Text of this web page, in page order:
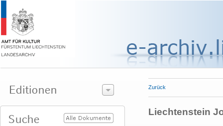
Zurück
Liechtenstein